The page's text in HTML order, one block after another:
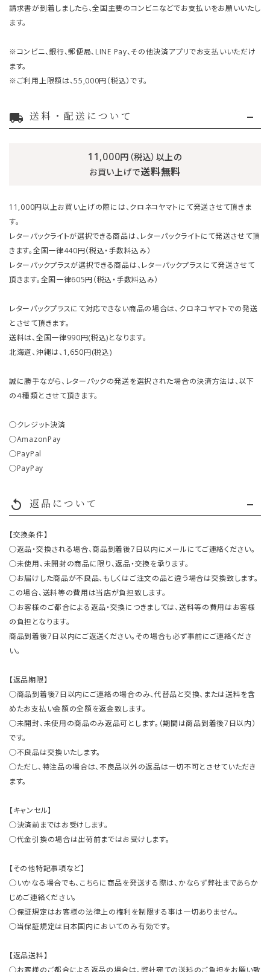
請求書が到着しましたら、全国主要のコンビニなどでお支払いをお願いいたし
ます。
※コンビニ、銀行、郵便局、LINE Pay、その他決済アプリでお支払いいただけ
ます。
※ご利用上限額は、55,000円（税込）です。
local_shipping 送料・配送について
11,000円（税込）以上の
お買い上げで送料無料
11,000円以上お買い上げの際には、クロネコヤマトにて発送させて頂きま
す。
レターパックライトが選択できる商品は、レターパックライトにて発送させて頂
きます。全国一律440円（税込・手数料込み）
レターパックプラスが選択できる商品は、レターパックプラスにて発送させて
頂きます。全国一律605円（税込・手数料込み）
レターパックプラスにて対応できない商品の場合は、クロネコヤマトでの発送
とさせて頂きます。
送料は、全国一律990円(税込)となります。
北海道、沖縄は、1,650円(税込)
誠に勝手ながら、レターパックの発送を選択された場合の決済方法は、以下
の４種類とさせて頂きます。
○クレジット決済
○AmazonPay
○PayPal
○PayPay
replay 返品について
【交換条件】
○返品・交換される場合、商品到着後7日以内にメールにてご連絡ください。
○未使用、未開封の商品に限り、返品・交換を承ります。
○お届けした商品が不良品、もしくはご注文の品と違う場合は交換致します。
この場合、送料等の費用は当店が負担致します。
○お客様のご都合による返品・交換につきましては、送料等の費用はお客様
の負担となります。
商品到着後7日以内にご返送ください。その場合も必ず事前にご連絡くださ
い。
【返品期限】
○商品到着後7日以内にご連絡の場合のみ、代替品と交換、または送料を含
めたお支払い金額の全額を返金致します。
○未開封、未使用の商品のみ返品可とします。（期間は商品到着後7日以内）
です。
○不良品は交換いたします。
○ただし、特注品の場合は、不良品以外の返品は一切不可とさせていただき
ます。
【キャンセル】
○決済前まではお受けします。
○代金引換の場合は出荷前まではお受けします。
【その他特記事項など】
○いかなる場合でも、こちらに商品を発送する際は、かならず弊社まであらか
じめご連絡ください。
○保証規定はお客様の法律上の権利を制限する事は一切ありません。
○当保証規定は日本国内においてのみ有効です。
【返品送料】